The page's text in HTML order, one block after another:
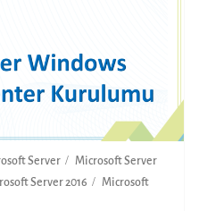
Server
Microsoft Server
Server 2016
Microsoft